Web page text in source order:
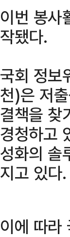
이번 봉사
작됐다.
국회 정보
천)은 저
결책을 찾
경청하고
성화의 솔
지고 있다.
이에 따라